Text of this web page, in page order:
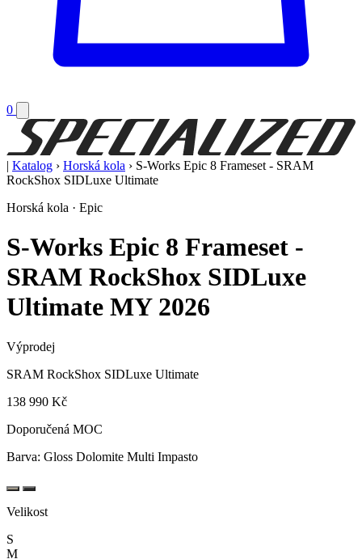
0
| Katalog › Horská kola › S-Works Epic 8 Frameset - SRAM
RockShox SIDLuxe Ultimate
Horská kola · Epic
S-Works Epic 8 Frameset -
SRAM RockShox SIDLuxe
Ultimate MY 2026
Výprodej
SRAM RockShox SIDLuxe Ultimate
138 990 Kč
Doporučená MOC
Barva: Gloss Dolomite Multi Impasto
Velikost
S
M